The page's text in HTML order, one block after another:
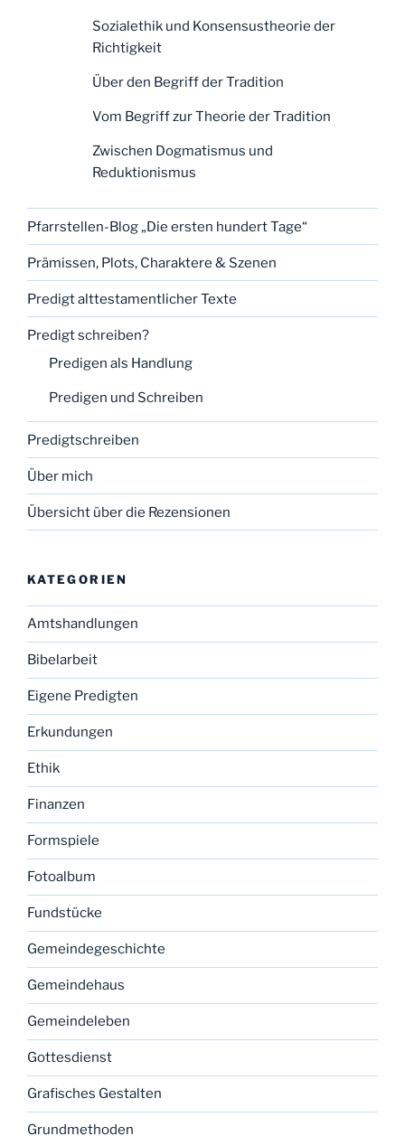
Sozialethik und Konsensustheorie der
Richtigkeit
Über den Begriff der Tradition
Vom Begriff zur Theorie der Tradition
Zwischen Dogmatismus und
Reduktionismus
Pfarrstellen-Blog „Die ersten hundert Tage“
Prämissen, Plots, Charaktere & Szenen
Predigt alttestamentlicher Texte
Predigt schreiben?
Predigen als Handlung
Predigen und Schreiben
Predigtschreiben
Über mich
Übersicht über die Rezensionen
KATEGORIEN
Amtshandlungen
Bibelarbeit
Eigene Predigten
Erkundungen
Ethik
Finanzen
Formspiele
Fotoalbum
Fundstücke
Gemeindegeschichte
Gemeindehaus
Gemeindeleben
Gottesdienst
Grafisches Gestalten
Grundmethoden